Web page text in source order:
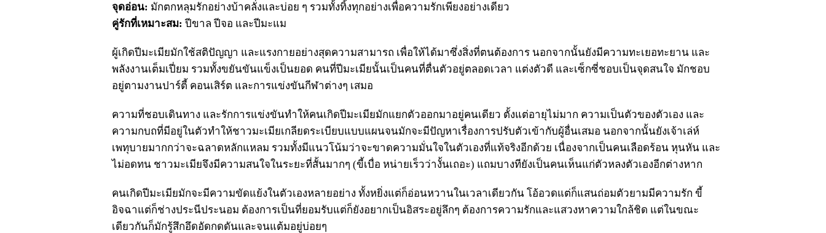
จุดอ่อน: มักตกหลุมรักอย่างบ้าคลั่งและบ่อย ๆ รวมทั้งทิ้งทุกอย่างเพื่อความรักเพียงอย่างเดียว
คู่รักที่เหมาะสม: ปีขาล ปีจอ และปีมะแม
ผู้เกิดปีมะเมียมักใช้สติปัญญา และแรงกายอย่างสุดความสามารถ เพื่อให้ได้มาซึ่งสิ่งที่ตนต้องการ นอกจากนั้นยังมีความทะเยอทะยาน และ
พลังงานเต็มเปี่ยม รวมทั้งขยันขันแข็งเป็นยอด คนที่ปีมะเมียนั้นเป็นคนที่ตื่นตัวอยู่ตลอดเวลา แต่งตัวดี และเซ็กซี่ชอบเป็นจุดสนใจ มักชอบ
อยู่ตามงานปาร์ตี้ คอนเสิร์ต และการแข่งขันกีฬาต่างๆ เสมอ
ความที่ชอบเดินทาง และรักการแข่งขันทำให้คนเกิดปีมะเมียมักแยกตัวออกมาอยู่คนเดียว ตั้งแต่อายุไม่มาก ความเป็นตัวของตัวเอง และ
ความกบถที่มีอยู่ในตัวทำให้ชาวมะเมียเกลียดระเบียบแบบแผนจนมักจะมีปัญหาเรื่องการปรับตัวเข้ากับผู้อื่นเสมอ นอกจากนั้นยังเจ้าเล่ห์
เพทุบายมากกว่าจะฉลาดหลักแหลม รวมทั้งมีแนวโน้มว่าจะขาดความมั่นใจในตัวเองที่แท้จริงอีกด้วย เนื่องจากเป็นคนเลือดร้อน หุนหัน และ
ไม่อดทน ชาวมะเมียจึงมีความสนใจในระยะที่สั้นมากๆ (ขี้เบื่อ หน่ายเร็วว่างั้นเถอะ) แถมบางทียังเป็นคนเห็นแก่ตัวหลงตัวเองอีกต่างหาก
คนเกิดปีมะเมียมักจะมีความขัดแย้งในตัวเองหลายอย่าง ทั้งหยิ่งแต่ก็อ่อนหวานในเวลาเดียวกัน โอ้อวดแต่ก็แสนถ่อมตัวยามมีความรัก ขี้
อิจฉาแต่ก็ช่างประนีประนอม ต้องการเป็นที่ยอมรับแต่ก็ยังอยากเป็นอิสระอยู่ลึกๆ ต้องการความรักและแสวงหาความใกล้ชิด แต่ในขณะ
เดียวกันก็มักรู้สึกอึดอัดกดดันและจนแต้มอยู่บ่อยๆ